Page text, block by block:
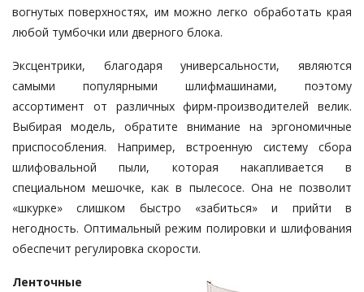
вогнутых поверхностях, им можно легко обработать края
любой тумбочки или дверного блока.
Эксцентрики, благодаря универсальности, являются
самыми популярными шлифмашинами, поэтому
ассортимент от различных фирм-производителей велик.
Выбирая модель, обратите внимание на эргономичные
приспособления. Например, встроенную систему сбора
шлифовальной пыли, которая накапливается в
специальном мешочке, как в пылесосе. Она не позволит
«шкурке» слишком быстро «забиться» и прийти в
негодность. Оптимальный режим полировки и шлифования
обеспечит регулировка скорости.
Ленточные